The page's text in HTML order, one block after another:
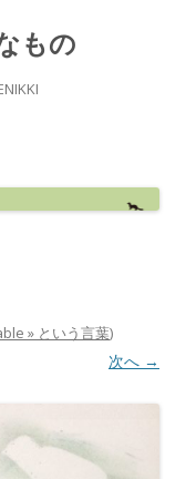
もの
» という言葉)
次へ →